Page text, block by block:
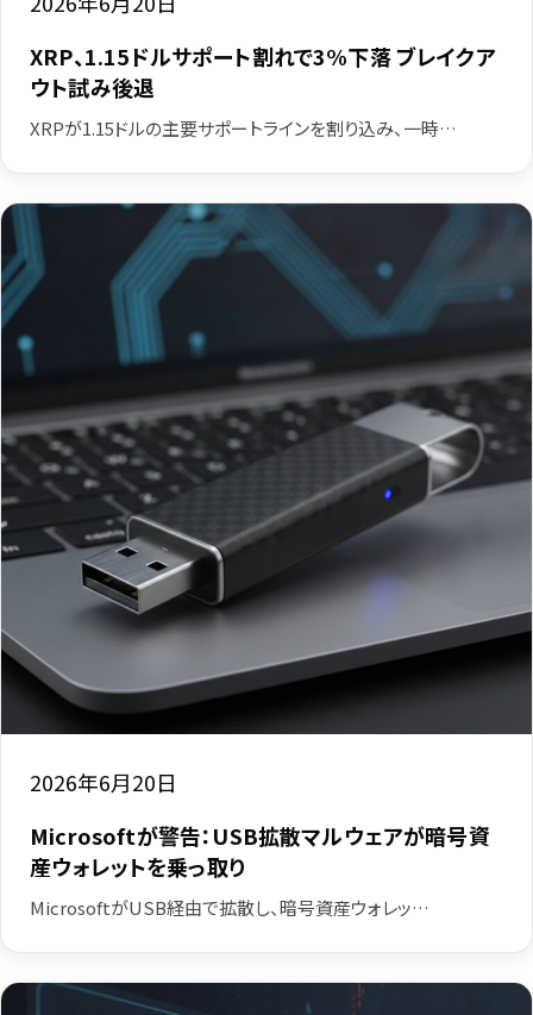
XRP、1.15ドルサポート割れで3%下落 ブレイクア
ウト試み後退
XRPが1.15ドルの主要サポートラインを割り込み、一時…
2026年6月20日
Microsoftが警告：USB拡散マルウェアが暗号資
産ウォレットを乗っ取り
MicrosoftがUSB経由で拡散し、暗号資産ウォレッ…